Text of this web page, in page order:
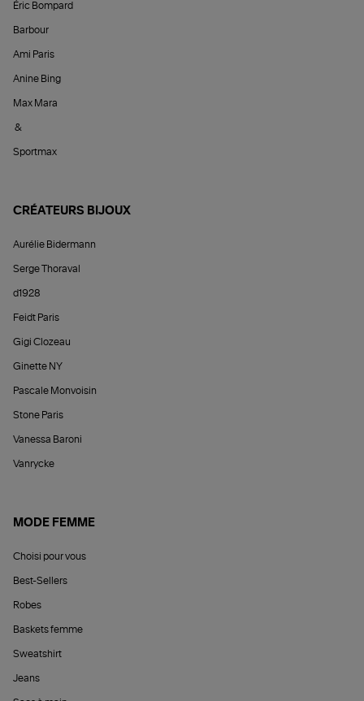
Éric Bompard
Barbour
Ami Paris
Anine Bing
Max Mara
&
Sportmax
CRÉATEURS BIJOUX
Aurélie Bidermann
Serge Thoraval
d1928
Feidt Paris
Gigi Clozeau
Ginette NY
Pascale Monvoisin
Stone Paris
Vanessa Baroni
Vanrycke
MODE FEMME
Choisi pour vous
Best-Sellers
Robes
Baskets femme
Sweatshirt
Jeans